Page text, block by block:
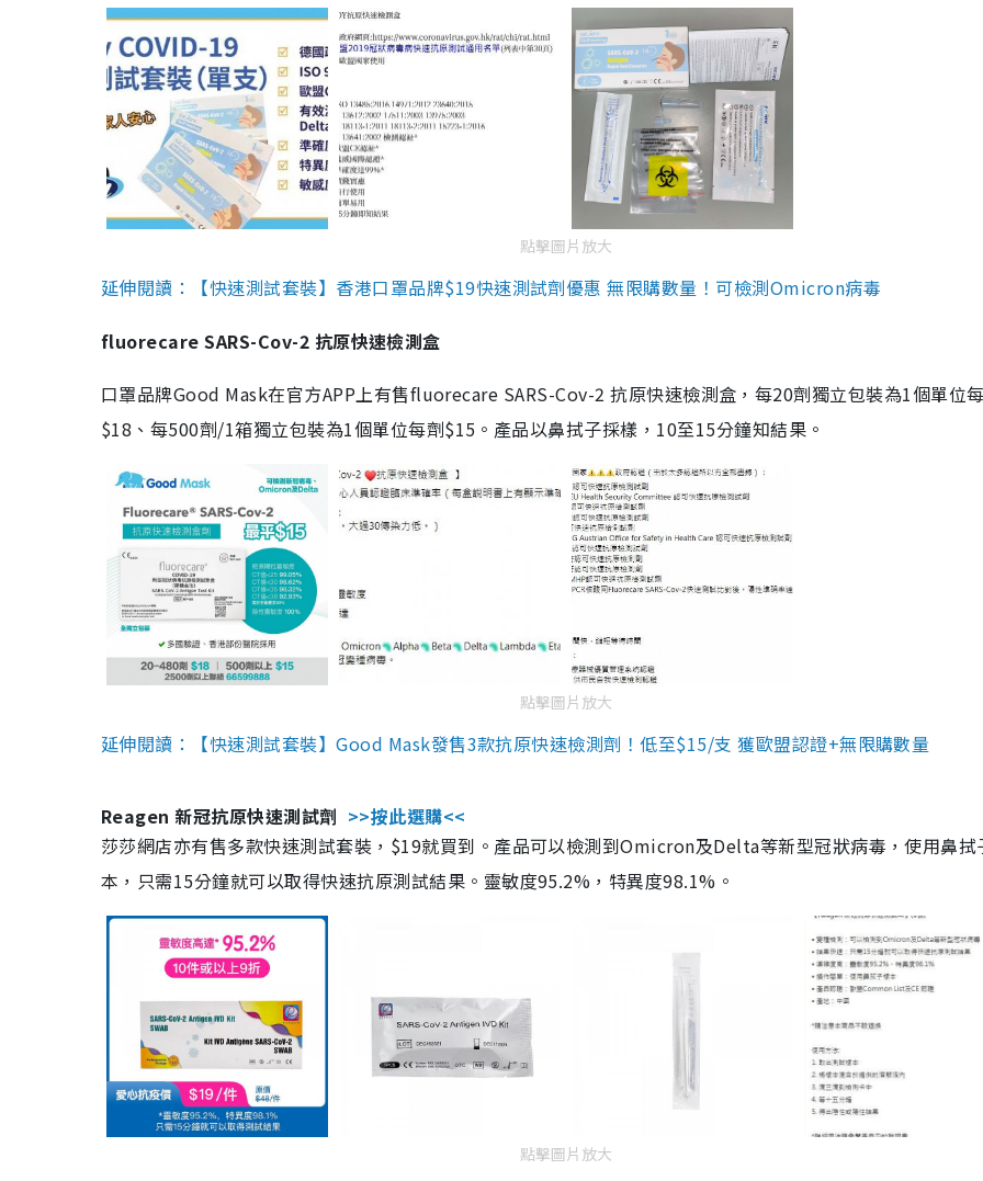
點擊圖片放大
延伸閱讀：【快速測試套裝】香港口罩品牌$19快速測試劑優惠 無限購數量！可檢測Omicron病毒
fluorecare SARS-Cov-2 抗原快速檢測盒
口罩品牌Good Mask在官方APP上有售fluorecare SARS-Cov-2 抗原快速檢測盒，每20劑獨立包裝為1個單位
$18、每500劑/1箱獨立包裝為1個單位每劑$15。產品以鼻拭子採樣，10至15分鐘知結果。
點擊圖片放大
延伸閱讀：【快速測試套裝】Good Mask發售3款抗原快速檢測劑！低至$15/支 獲歐盟認證+無限購數量
Reagen 新冠抗原快速測試劑 >>按此選購<<
莎莎網店亦有售多款快速測試套裝，$19就買到。產品可以檢測到Omicron及Delta等新型冠狀病毒，使用鼻拭
本，只需15分鐘就可以取得快速抗原測試結果。靈敏度95.2%，特異度98.1%。
點擊圖片放大